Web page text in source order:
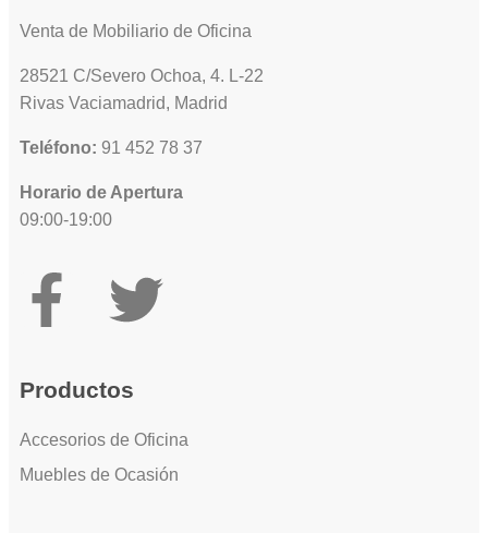
Venta de Mobiliario de Oficina
28521 C/Severo Ochoa, 4. L-22
Rivas Vaciamadrid, Madrid
Teléfono: 91 452 78 37
Horario de Apertura
09:00-19:00
Productos
Accesorios de Oficina
Muebles de Ocasión